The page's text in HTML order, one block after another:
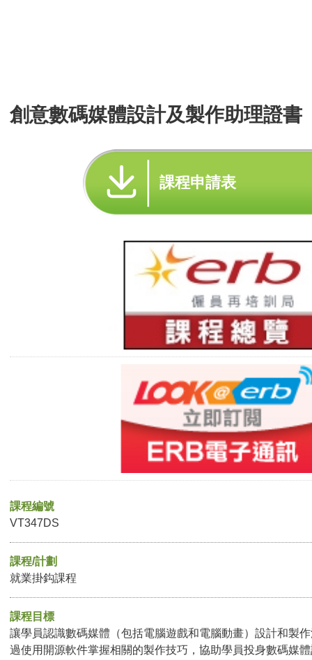
創意數碼媒體設計及製作助理證書
課程申請表
課程編號
VT347DS
課程/計劃
就業掛鈎課程
課程目標
讓學員認識數碼媒體（包括電腦遊戲和電腦動畫）設計和製
過使用開源軟件掌握相關的製作技巧，協助學員投身數碼媒